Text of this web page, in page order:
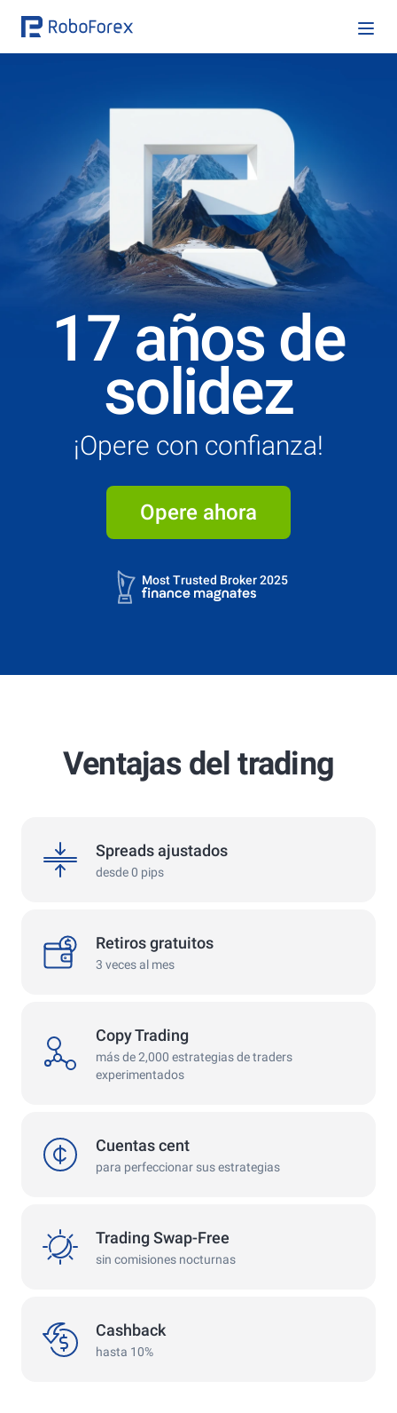
17 años de
solidez
¡Opere con confianza!
Opere ahora
4.7
Most Trusted Broker 2025
4.7 4.9
Ventajas del trading
Spreads ajustados
desde 0 pips
Retiros gratuitos
3 veces al mes
Copy Trading
más de 2,000 estrategias de traders
experimentados
Cuentas cent
para perfeccionar sus estrategias
Trading Swap-Free
sin comisiones nocturnas
Cashback
hasta 10%